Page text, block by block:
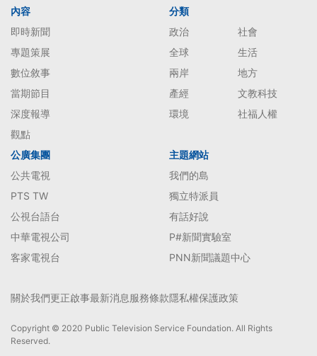
內容
即時新聞
專題策展
數位敘事
當期節目
深度報導
觀點
分類
政治
社會
全球
生活
兩岸
地方
產經
文教科技
環境
社福人權
公廣集團
公共電視
PTS TW
公視台語台
中華電視公司
客家電視台
主題網站
我們的島
獨立特派員
有話好說
P#新聞實驗室
PNN新聞議題中心
關於我們更正啟事最新消息服務條款隱私權保護政策
Copyright © 2020 Public Television Service Foundation. All Rights
Reserved.